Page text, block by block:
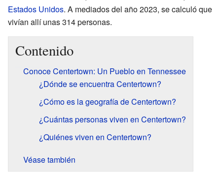
Estados Unidos. A mediados del año 2023, se calculó que
vivían allí unas 314 personas.
Contenido
Conoce Centertown: Un Pueblo en Tennessee
¿Dónde se encuentra Centertown?
¿Cómo es la geografía de Centertown?
¿Cuántas personas viven en Centertown?
¿Quiénes viven en Centertown?
Véase también